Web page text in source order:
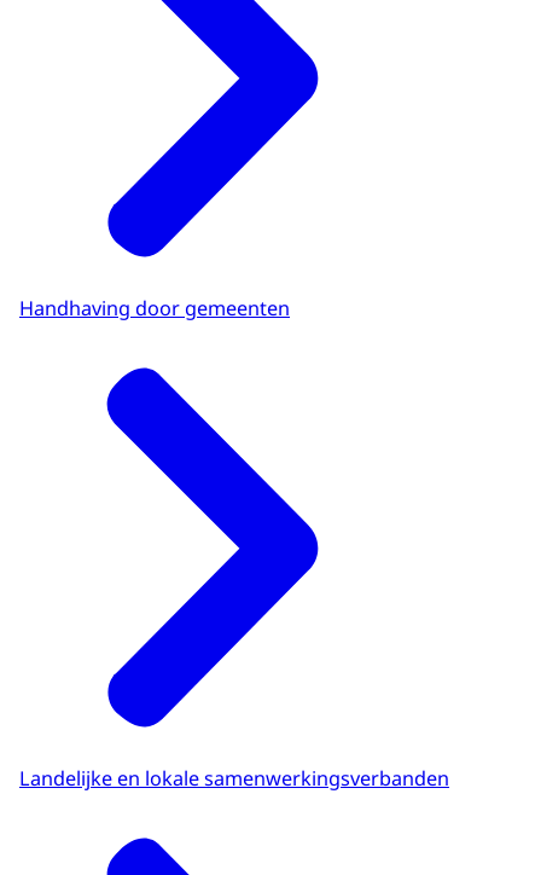
Handhaving door gemeenten
Landelijke en lokale samenwerkingsverbanden